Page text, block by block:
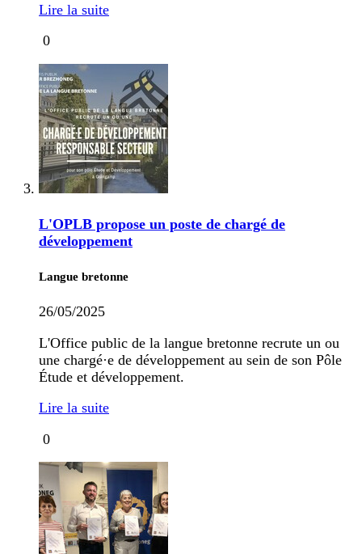
Lire la suite
0
L'OPLB propose un poste de chargé de
développement
Langue bretonne
26/05/2025
L'Office public de la langue bretonne recrute un ou
une chargé·e de développement au sein de son Pôle
Étude et développement.
Lire la suite
0